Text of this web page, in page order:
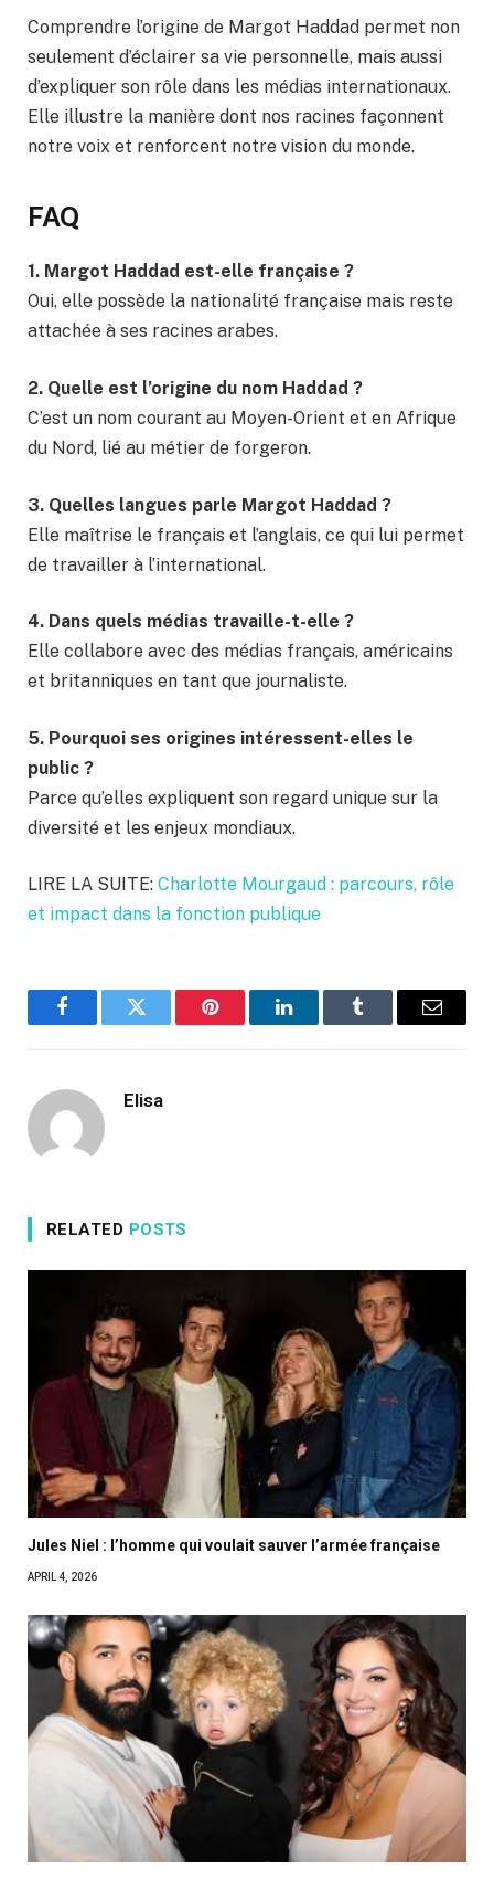
Comprendre l’origine de Margot Haddad permet non
seulement d’éclairer sa vie personnelle, mais aussi
d’expliquer son rôle dans les médias internationaux.
Elle illustre la manière dont nos racines façonnent
notre voix et renforcent notre vision du monde.
FAQ
1. Margot Haddad est-elle française ?
Oui, elle possède la nationalité française mais reste
attachée à ses racines arabes.
2. Quelle est l’origine du nom Haddad ?
C’est un nom courant au Moyen-Orient et en Afrique
du Nord, lié au métier de forgeron.
3. Quelles langues parle Margot Haddad ?
Elle maîtrise le français et l’anglais, ce qui lui permet
de travailler à l’international.
4. Dans quels médias travaille-t-elle ?
Elle collabore avec des médias français, américains
et britanniques en tant que journaliste.
5. Pourquoi ses origines intéressent-elles le
public ?
Parce qu’elles expliquent son regard unique sur la
diversité et les enjeux mondiaux.
LIRE LA SUITE: Charlotte Mourgaud : parcours, rôle
et impact dans la fonction publique
FacebookTwitter Pinterest LinkedInTumblr Email
Elisa
RELATED POSTS
Jules Niel : l’homme qui voulait sauver l’armée française
APRIL 4, 2026